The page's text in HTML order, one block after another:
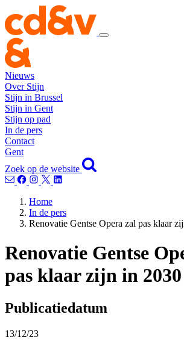
Nieuws
Over Stijn
Stijn in Brussel
Stijn in Gent
Stijn op pad
In de pers
Contact
Gent
Zoek op de website
Home
In de pers
Renovatie Gentse Opera zal pas klaar
Renovatie Gentse
pas klaar zijn in 2030
Publicatiedatum
13/12/23